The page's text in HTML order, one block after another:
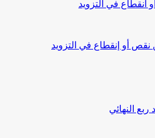
في التزويد
أو إنقطاع في التزويد
النهائي